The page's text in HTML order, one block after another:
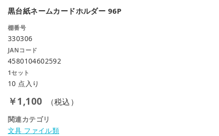
黒台紙ネームカードホルダー 96P
棚番号
330306
JANコード
4580104602592
1セット
10 点入り
￥1,100 （税込）
関連カテゴリ
文具 ファイル類
カートに追加しました。